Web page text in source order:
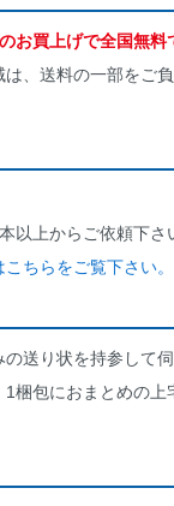
お買上げで全国無料
、送料の一部をご
以上からご依頼下さ
ちらをご覧下さい。
送り状を持参して伺
梱包におまとめの上